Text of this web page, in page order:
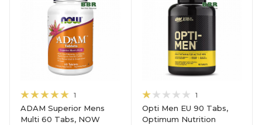
1
ADAM Superior Mens
Multi 60 Tabs, NOW
1
Opti Men EU 90 Tabs,
Optimum Nutrition